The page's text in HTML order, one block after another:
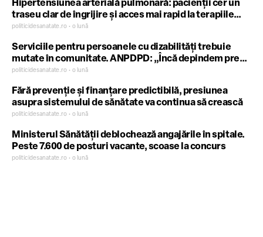
Hipertensiunea arterială pulmonară: pacienții cer un
traseu clar de îngrijire și acces mai rapid la terapiile
inovatoare
politicidesanatate.ro • o lună
Serviciile pentru persoanele cu dizabilități trebuie
mutate în comunitate. ANPDPD: „Încă depindem prea
mult de centrele rezidențiale”
politicidesanatate.ro • o lună
Fără prevenție și finanțare predictibilă, presiunea
asupra sistemului de sănătate va continua să crească
politicidesanatate.ro • o lună
Ministerul Sănătății deblochează angajările în spitale.
Peste 7.600 de posturi vacante, scoase la concurs
politicidesanatate.ro • o lună